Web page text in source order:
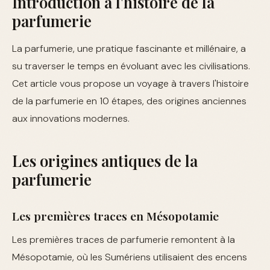
parfumerie
La parfumerie, une pratique fascinante et millénaire, a
su traverser le temps en évoluant avec les civilisations.
Cet article vous propose un voyage à travers l'histoire
de la parfumerie en 10 étapes, des origines anciennes
aux innovations modernes.
Les origines antiques de la
parfumerie
Les premières traces en Mésopotamie
Les premières traces de parfumerie remontent à la
Mésopotamie, où les Sumériens utilisaient des encens